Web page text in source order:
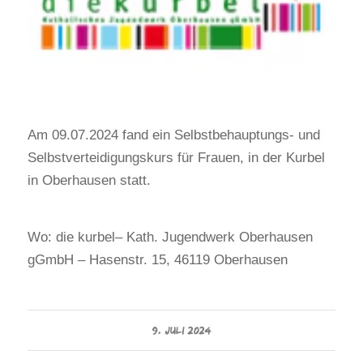
Am 09.07.2024 fand ein Selbstbehauptungs- und
Selbstverteidigungskurs für Frauen, in der Kurbel
in Oberhausen statt.
Wo: die kurbel– Kath. Jugendwerk Oberhausen
gGmbH – Hasenstr. 15, 46119 Oberhausen
9. JULI 2024